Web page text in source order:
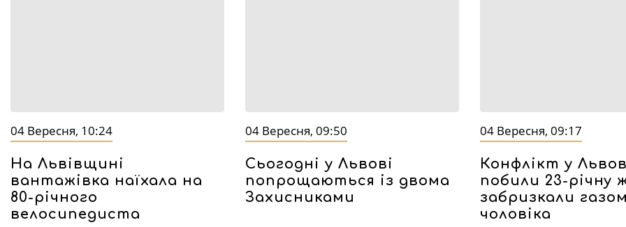
04 Вересня, 10:24
На Львівщині
вантажівка наїхала на
80-річного
велосипедиста
04 Вересня, 09:50
Сьогодні у Львові
попрощаються із двома
Захисниками
04 Вересня, 09:17
Конфлікт у
побили 23-річну
забризкали газом
чоловіка